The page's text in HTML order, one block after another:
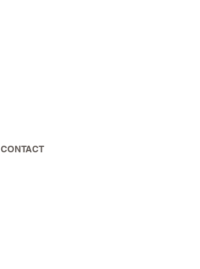
CONTACT